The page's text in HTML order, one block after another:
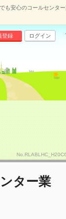
も安心のコールセンタ
登録 ログイン
ター業